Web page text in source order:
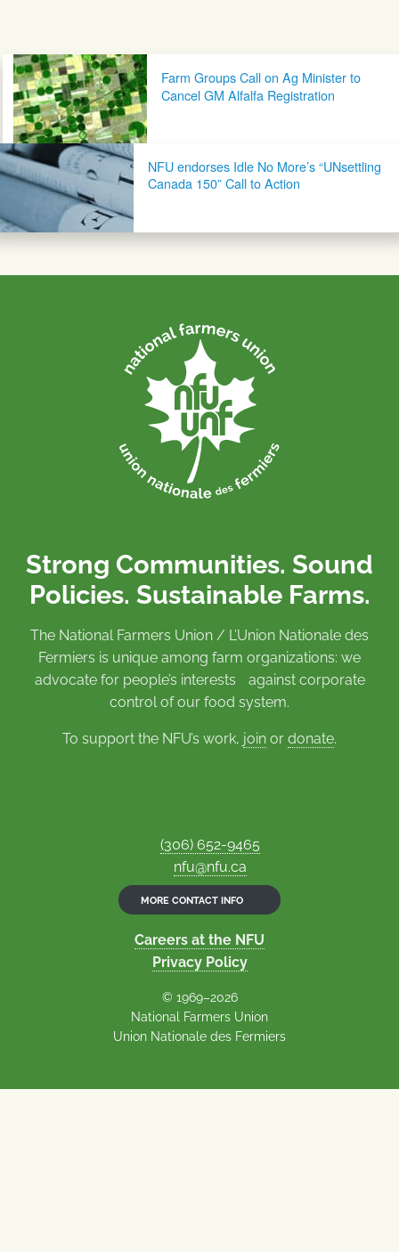
Post navigationFarm Groups Call on Ag Minister to
Cancel GM Alfalfa Registration
NFU endorses Idle No More’s “UNsettling
Canada 150” Call to Action
Strong Communities. Sound
Policies. Sustainable Farms.
The National Farmers Union / L’Union Nationale des
Fermiers is unique among farm organizations: we
advocate for people’s interests against corporate
control of our food system.
To support the NFU’s work, join or donate.
(306) 652-9465
nfu@nfu.ca
MORE CONTACT INFO
Careers at the NFU
Privacy Policy
© 1969–2026
National Farmers Union
Union Nationale des Fermiers